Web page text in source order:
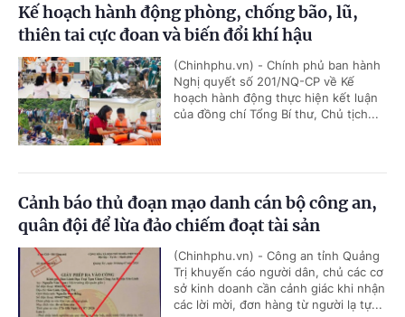
Kế hoạch hành động phòng, chống bão, lũ,
thiên tai cực đoan và biến đổi khí hậu
(Chinhphu.vn) - Chính phủ ban hành
Nghị quyết số 201/NQ-CP về Kế
hoạch hành động thực hiện kết luận
của đồng chí Tổng Bí thư, Chủ tịch...
Cảnh báo thủ đoạn mạo danh cán bộ công an,
quân đội để lừa đảo chiếm đoạt tài sản
(Chinhphu.vn) - Công an tỉnh Quảng
Trị khuyến cáo người dân, chủ các cơ
sở kinh doanh cần cảnh giác khi nhận
các lời mời, đơn hàng từ người lạ tự...